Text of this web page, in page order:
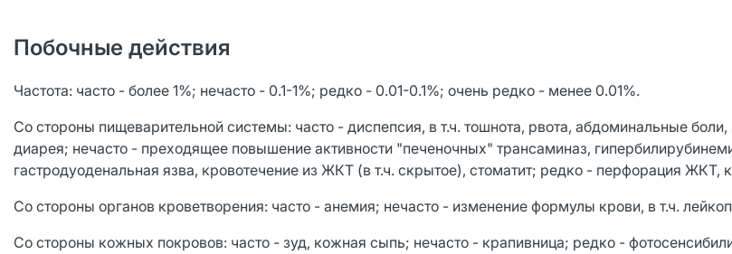
Побочные действия
Частота: часто - более 1%; нечасто - 0.1-1%; редко - 0.01-0.1%; очень редко - менее 0.01%.
Со стороны пищеварительной системы: часто - диспепсия, в т.ч. тошнота, рвота, абдоминальные
диарея; нечасто - преходящее повышение активности "печеночных" трансаминаз,
гастродуоденальная язва, кровотечение из ЖКТ (в т.ч. скрытое), стоматит; редко - перфорация ЖКТ,
Со стороны органов кроветворения: часто - анемия; нечасто - изменение формулы крови, в т.ч.
Со стороны кожных покровов: часто - зуд, кожная сыпь; нечасто - крапивница; редко -